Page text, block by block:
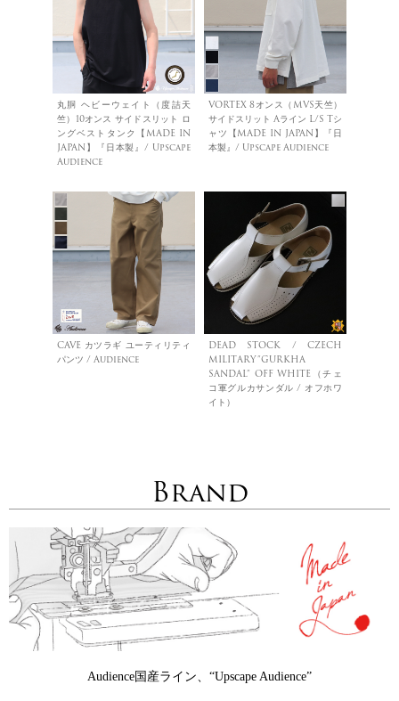
丸胴 ヘビーウェイト（度詰天
竺）10オンス サイドスリット ロ
ングベストタンク【MADE IN
JAPAN】『日本製』/ Upscape
Audience
VORTEX 8オンス（MVS天竺）
サイドスリット Aライン L/S Tシ
ャツ【MADE IN JAPAN】『日
本製』/ Upscape Audience
CAVE カツラギ ユーティリティ
パンツ / Audience
DEAD STOCK / CZECH
MILITARY”GURKHA
SANDAL” OFF WHITE（チェ
コ軍グルカサンダル / オフホワ
イト）
Brand
Audience国産ライン、“Upscape Audience”